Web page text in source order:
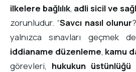
ilkelere bağlılık, adli sicil ve
zorunludur. “Savcı nasıl olunur
yalnızca sınavları geçmek
iddianame düzenleme, kamu
görevleri, hukukun üstünlüğü